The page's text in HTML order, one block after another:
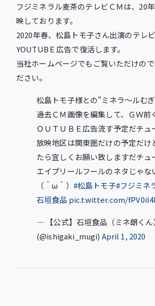
フジミネラル麦茶のテレビＣＭは、20
映しております。
2020年春、松島トモ子さん出演のテレ
YOUTUBＥ広告で復活します。
当社ホームページでもご覧いただけの
ださい。
松島トモ子様との”ミネラ～ルむ
過去ＣＭ画像を編集して、ＧＷ前
ＯＵＴＵＢＥ広告流す予定だチュ
放映地区は関東圏だけの予定だけ
たら宜しくお願い致しますだチュ
エイプリールフールのネタじゃな
（＾ω＾） #松島トモ子#フジミネ
石垣食品 pic.twitter.com/
— 【公式】石垣食品（ミネ朗くん
(@ishigaki_mugi) April 1, 2020